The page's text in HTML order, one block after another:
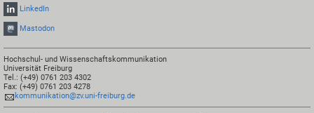
LinkedIn
Mastodon
Hochschul- und Wissenschaftskommunikation
Universität Freiburg
Tel.: (+49) 0761 203 4302
Fax: (+49) 0761 203 4278
kommunikation@zv.uni-freiburg.de